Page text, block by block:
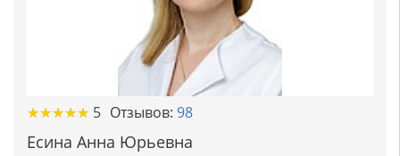
★★★★★
★★★★★ 5 Отзывов: 98
Есина Анна Юрьевна